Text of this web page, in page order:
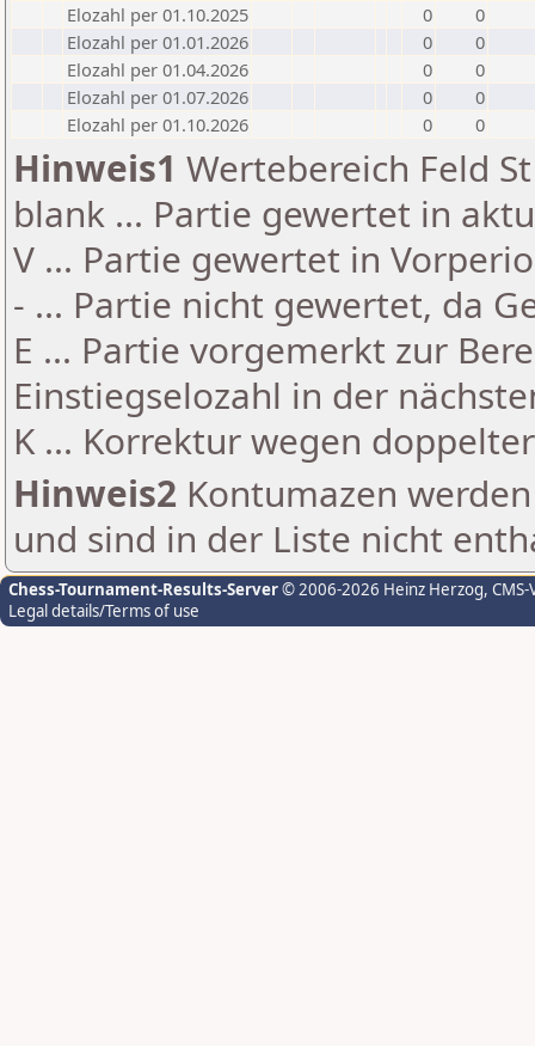
Elozahl per 01.10.2025
0
0
Elozahl per 01.01.2026
0
0
Elozahl per 01.04.2026
0
0
Elozahl per 01.07.2026
0
0
Elozahl per 01.10.2026
0 0
Hinweis1 Wertebereich Feld
blank ... Partie gewertet in
V ... Partie gewertet in
- ... Partie nicht gewertet, da
E ... Partie vorgemerkt zur
Einstiegselozahl in der
K ... Korrektur wegen
Hinweis2 Kontumazen
und sind in der Liste nicht
Chess-Tournament-Results-Server© 2006-2026 Heinz Herzog,
Legal details/Terms of use